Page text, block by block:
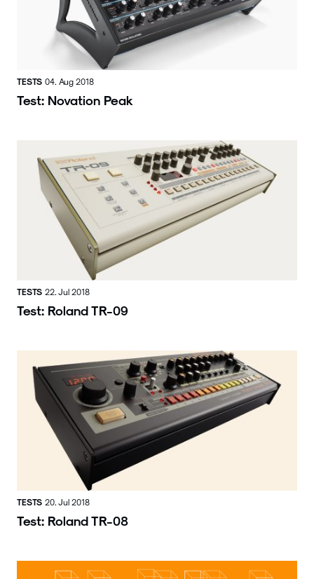
TESTS 04. Aug 2018
Test: Novation Peak
TESTS 22. Jul 2018
Test: Roland TR-09
TESTS 20. Jul 2018
Test: Roland TR-08